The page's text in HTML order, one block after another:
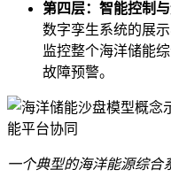
第四层：智能控制与
数字孪生系统的展
监控整个海洋储能
故障预警。
一个典型的海洋能源综合